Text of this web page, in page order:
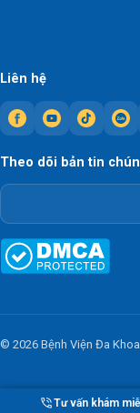
Liên hệ
Theo dõi bản tin
© 2026 Bệnh Viện Đa Khoa
Tư vấn khám